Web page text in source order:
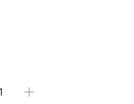
Sélectionnez la quantité